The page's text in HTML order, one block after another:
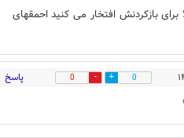
بازکردنش افتخار می کنید احمقهای
0
0 پاسخ